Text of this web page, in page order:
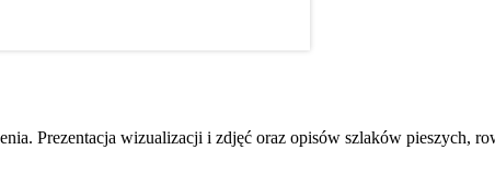
Prezentacja wizualizacji i zdjęć oraz opisów szlaków pieszych,